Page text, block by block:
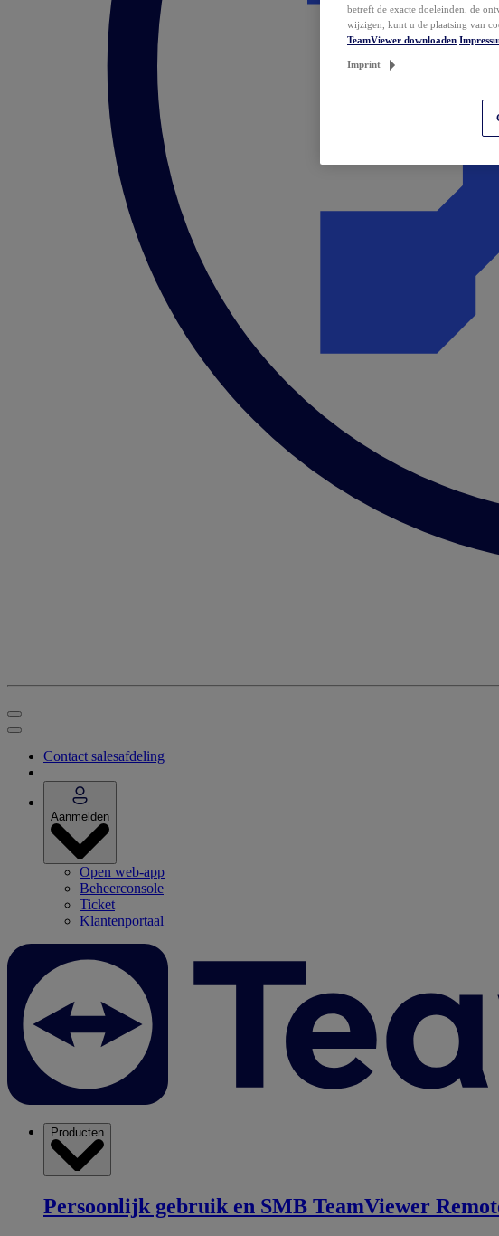
Contact salesafdeling
Aanmelden
Open web-app
Beheerconsole
Ticket
Klantenportaal
Producten
Persoonlijk gebruik en SMB TeamViewer
betreft de exacte doeleinden, de
wijzigen, kunt u de plaatsing van
TeamViewer downloaden
Imprint